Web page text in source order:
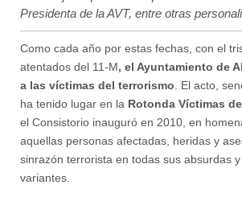
Presidenta de la AVT, entre otras
Como cada año por estas fechas, con el
atentados del 11-M, el Ayuntamiento de
a las víctimas del terrorismo . El acto,
ha tenido lugar en la Rotonda Víctimas
el Consistorio inauguró en 2010, en
aquellas personas afectadas, heridas y
sinrazón terrorista en todas sus absurdas
variantes.